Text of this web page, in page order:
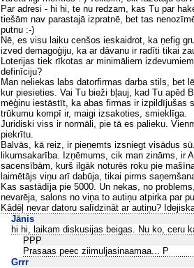
Par adresi - hi hi, te nu redzam, kas Tu par
tiešām nav parastajā izpratnē, bet tas
putnu :-)
Nē, es visu laiku cenšos ieskaidrot, ka ņefig
izved demagoģiju, ka ar dāvanu ir radīti tikai
Loterijas tiek rīkotas ar minimāliem
definīciju?
Man neliekas labs datorfirmas darba stils, bet
kur piesieties. Vai Tu bieži bļauj, kad Tu apēd
mēģinu iestāstīt, ka abas firmas ir izpildījušas
trūkumu kompī ir, maigi izsakoties, smieklīga.
Juridiski viss ir normāli, pie tā es palieku.
piekrītu.
Balvās, kā reiz, ir pieņemts izsniegt visādus
likumsakarība. Izņēmums, cik man zināms, ir
sacensībām, kurš ilgāk noturēs roku pie
laimētājs viņu arī dabūja, tikai pirms
Kas sastādīja pie 5000. Un nekas, no
nevarēja, salons no viņa to autiņu atpirka par
Kādēļ nevar datoru salīdzināt ar autiņu?
Jānis
hi hi, laikam diskusijas beigas. Nu ko, ceru
PPP
Prasaas peec ziimuljasinaamaa... P
Grrr